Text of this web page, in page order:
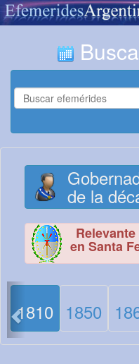
de la
Relevante
en Santa
1810 1850
<